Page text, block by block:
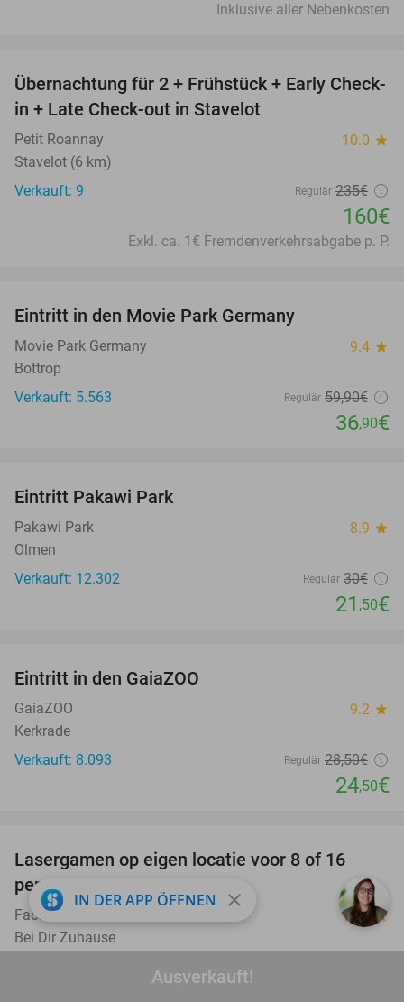
Ausverkauft!
Inklusive aller Nebenkosten
32%
Übernachtung für 2 + Frühstück + Early Check-
in + Late Check-out in Stavelot
Petit Roannay 10.0 star
Stavelot (6 km)
Verkauft: 9
Regulär 235€
160€
Exkl. ca. 1€ Fremdenverkehrsabgabe p. P.
Eintritt in den Movie Park Germany
Movie Park Germany 9.4 star
Bottrop
Verkauft: 5.563
Regulär 59,90€
36,90€
Eintritt Pakawi Park
Pakawi Park 8.9 star
Olmen
Verkauft: 12.302
Regulär 30€
21 ,50€
Eintritt in den GaiaZOO
GaiaZOO 9.2 star
Kerkrade
Verkauft: 8.093
Regulär 28,50€
24,50€
Lasergamen op eigen locatie voor 8 of 16
personen
FaceTheAction.be 10.0star
Bei Dir Zuhause
IN DER APP ÖFFNEN close